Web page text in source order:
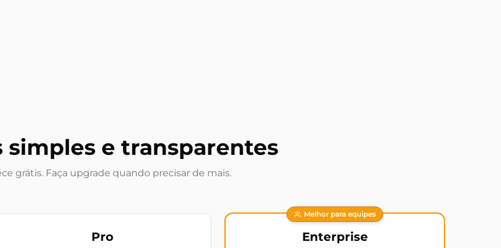
simples e transparentes
grátis. Faça upgrade quando precisar de mais.
Pro
Melhor para equipes
Enterprise